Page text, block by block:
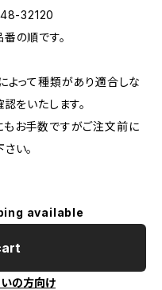
32120
の順です。
よって種類があり適合しな
をいたします。
お手数ですがご注文前に
い。
available
の方向け